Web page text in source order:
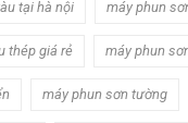
tại hà nội máy phun
thép giá rẻ máy phun
máy phun sơn tường